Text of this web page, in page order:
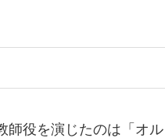
師役を演じたのは「オル